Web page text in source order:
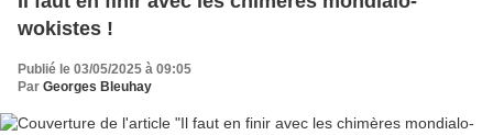
wokistes !
Publié le 03/05/2025 à 09:05
Par Georges Bleuhay